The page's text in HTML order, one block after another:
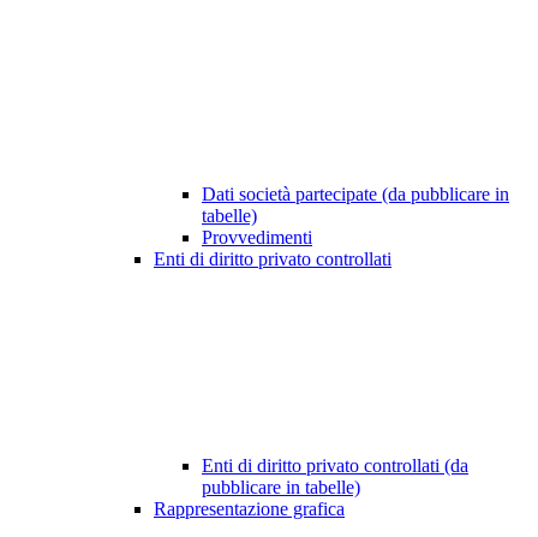
Dati società partecipate (da pubblicare in
tabelle)
Provvedimenti
Enti di diritto privato controllati
Enti di diritto privato controllati (da
pubblicare in tabelle)
Rappresentazione grafica